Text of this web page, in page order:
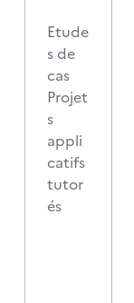
Etude
s de
cas
Projet
s
appli
catifs
tutor
és